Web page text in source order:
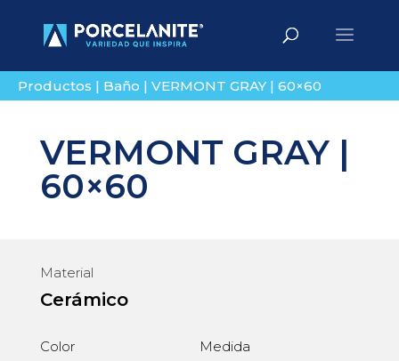
Productos | Baño | VERMONT GRAY | 60×60
VERMONT GRAY |
60×60
Material
Cerámico
Color Medida